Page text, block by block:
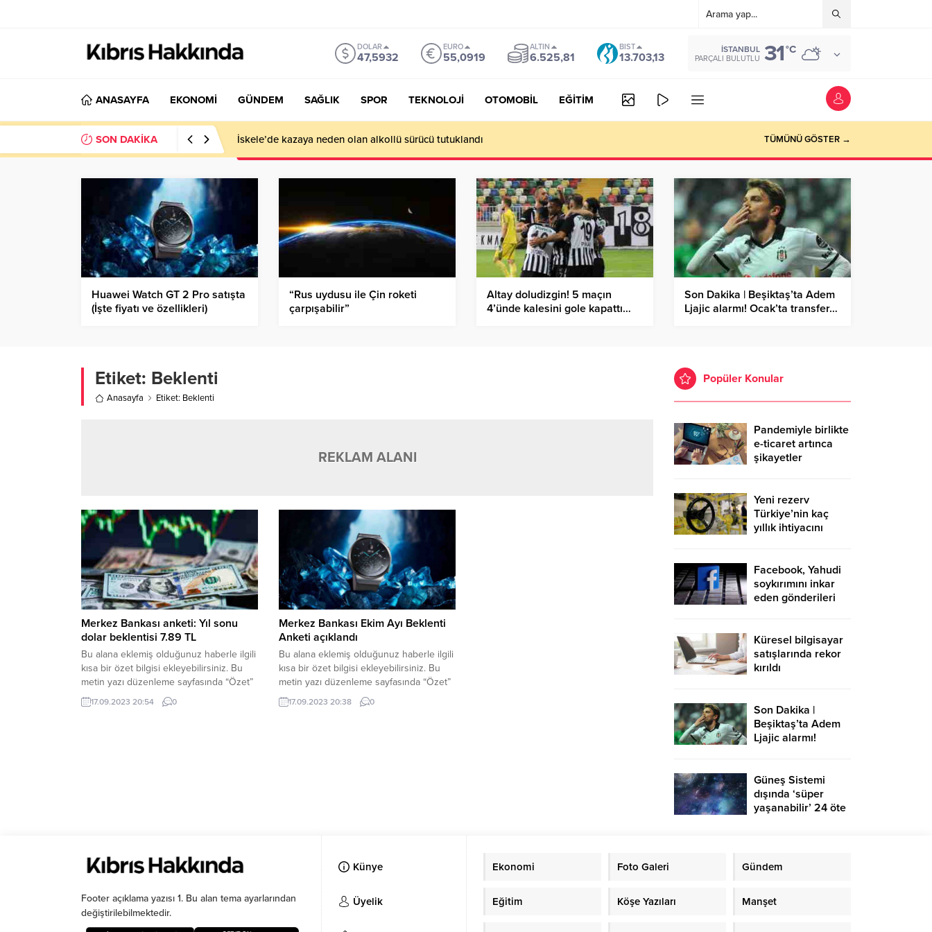
DOLAR
47,5932
EURO
55,0919
ALTIN
6.525,81
BIST
13.703,13
İSTANBUL
PARÇALI BULUTLU 31°C
ANASAYFA EKONOMİ GÜNDEM SAĞLIK SPOR TEKNOLOJİ OTOMOBİL EĞİTİM
SON DAKİKA İskele’de kazaya neden olan alkollü sürücü tutuklandı TÜMÜNÜ GÖSTER →
Huawei Watch GT 2 Pro satışta
(İşte fiyatı ve özellikleri)
“Rus uydusu ile Çin roketi
çarpışabilir”
Altay doludizgin! 5 maçın
4’ünde kalesini gole kapattı…
Son Dakika | Beşiktaş’ta Adem
Ljajic alarmı! Ocak’ta transfer…
Etiket: Beklenti
Anasayfa Etiket: Beklenti
REKLAM ALANI
Merkez Bankası anketi: Yıl sonu
dolar beklentisi 7.89 TL
Bu alana eklemiş olduğunuz haberle ilgili
kısa bir özet bilgisi ekleyebilirsiniz. Bu
metin yazı düzenleme sayfasında “Özet”
bölümünden eklenebilir. Özet
eklenmişse başlık altında kalın olarak bu
17.09.2023 20:54 0
Merkez Bankası Ekim Ayı Beklenti
Anketi açıklandı
Bu alana eklemiş olduğunuz haberle ilgili
kısa bir özet bilgisi ekleyebilirsiniz. Bu
metin yazı düzenleme sayfasında “Özet”
bölümünden eklenebilir. Özet
eklenmişse başlık altında kalın olarak bu
17.09.2023 20:38 0
Popüler Konular
Pandemiyle birlikte
e-ticaret artınca
şikayetler
Yeni rezerv
Türkiye’nin kaç
yıllık ihtiyacını
Facebook, Yahudi
soykırımını inkar
eden gönderileri
Küresel bilgisayar
satışlarında rekor
kırıldı
Son Dakika |
Beşiktaş’ta Adem
Ljajic alarmı!
Güneş Sistemi
dışında ‘süper
yaşanabilir’ 24 öte
Footer açıklama yazısı 1. Bu alan tema ayarlarından
değiştirilebilmektedir.
Künye
Üyelik
Ekonomi Foto Galeri Gündem
Eğitim Köşe Yazıları Manşet